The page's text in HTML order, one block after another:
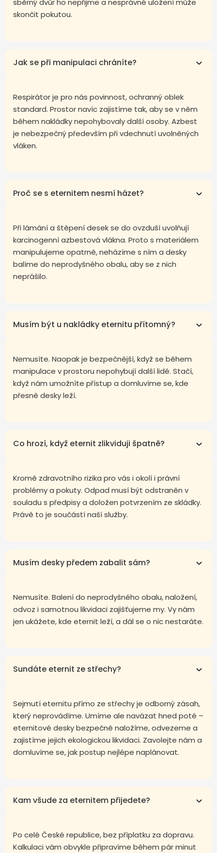
sběrný dvůr ho nepřijme a nesprávné uložení může
skončit pokutou.
Jak se při manipulaci chráníte?
Respirátor je pro nás povinnost, ochranný oblek
standard. Prostor navíc zajistíme tak, aby se v něm
během nakládky nepohybovaly další osoby. Azbest
je nebezpečný především při vdechnutí uvolněných
vláken.
Proč se s eternitem nesmí házet?
Při lámání a štěpení desek se do ovzduší uvolňují
karcinogenní azbestová vlákna. Proto s materiálem
manipulujeme opatrně, neházíme s ním a desky
balíme do neprodyšného obalu, aby se z nich
neprášilo.
Musím být u nakládky eternitu přítomný?
Nemusíte. Naopak je bezpečnější, když se během
manipulace v prostoru nepohybují další lidé. Stačí,
když nám umožníte přístup a domluvíme se, kde
přesně desky leží.
Co hrozí, když eternit zlikviduji špatně?
Kromě zdravotního rizika pro vás i okolí i právní
problémy a pokuty. Odpad musí být odstraněn v
souladu s předpisy a doložen potvrzením ze skládky.
Právě to je součástí naší služby.
Musím desky předem zabalit sám?
Nemusíte. Balení do neprodyšného obalu, naložení,
odvoz i samotnou likvidaci zajišťujeme my. Vy nám
jen ukážete, kde eternit leží, a dál se o nic nestaráte.
Sundáte eternit ze střechy?
Sejmutí eternitu přímo ze střechy je odborný zásah,
který neprovádíme. Umíme ale navázat hned poté –
eternitové desky bezpečně naložíme, odvezeme a
zajistíme jejich ekologickou likvidaci. Zavolejte nám a
domluvíme se, jak postup nejlépe naplánovat.
Kam všude za eternitem přijedete?
Po celé České republice, bez příplatku za dopravu.
Kalkulaci vám obvykle připravíme během pár minut